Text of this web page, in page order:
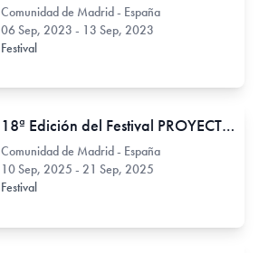
Comunidad de Madrid - España
06 Sep, 2023 - 13 Sep, 2023
Festival
18ª Edición del Festival PROYECTOR
Comunidad de Madrid - España
10 Sep, 2025 - 21 Sep, 2025
Festival